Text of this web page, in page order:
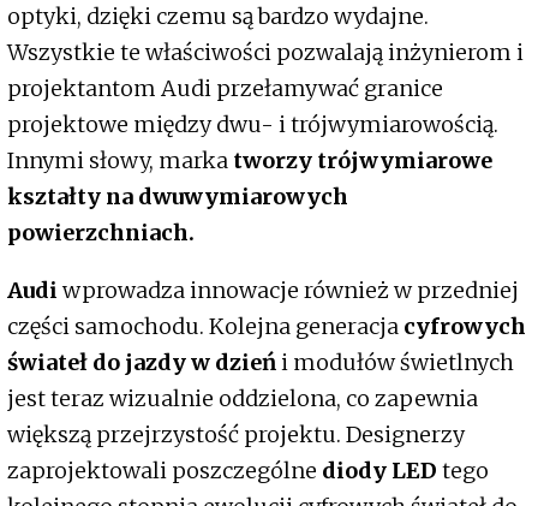
optyki, dzięki czemu są bardzo wydajne.
Wszystkie te właściwości pozwalają inżynierom i
projektantom Audi przełamywać granice
projektowe między dwu- i trójwymiarowością.
Innymi słowy, marka tworzy trójwymiarowe
kształty na dwuwymiarowych
powierzchniach.
Audiwprowadza innowacje również w przedniej
części samochodu. Kolejna generacja cyfrowych
świateł do jazdy w dzieńi modułów świetlnych
jest teraz wizualnie oddzielona, co zapewnia
większą przejrzystość projektu. Designerzy
zaprojektowali poszczególne diody LED tego